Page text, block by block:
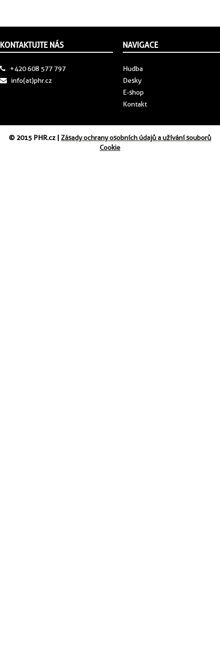
KONTAKTUJTE NÁS
+420 608 577 797
info(at)phr.cz
NAVIGACE
Hudba
Desky
E-shop
Kontakt
© 2015 PHR.cz | Zásady ochrany osobních údajů a užívání souborů
Cookie